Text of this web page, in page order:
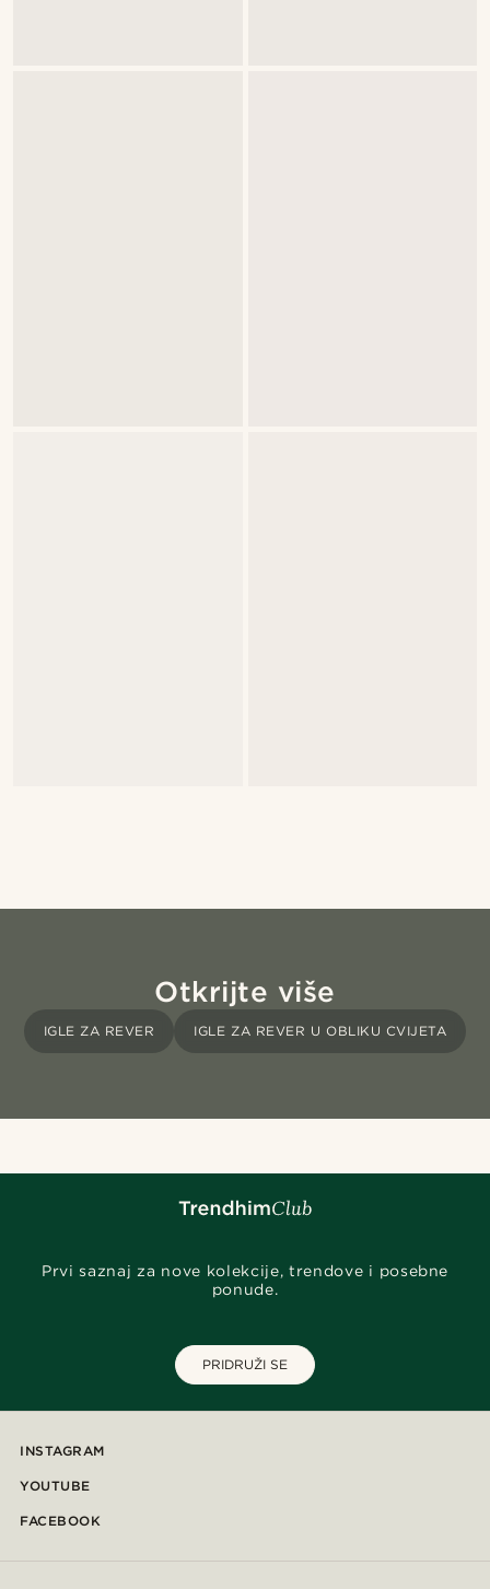
Otkrijte više
IGLE ZA REVER IGLE ZA REVER U OBLIKU CVIJETA
Prvi saznaj za nove kolekcije, trendove i posebne
ponude.
PRIDRUŽI SE
INSTAGRAM
YOUTUBE
FACEBOOK